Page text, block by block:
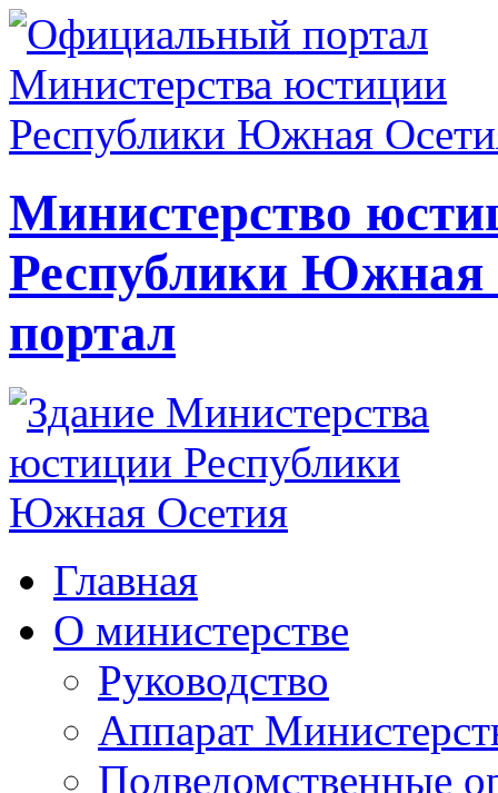
Министерство
Республики
портал
Главная
О министерстве
Руководство
Аппарат
Подведомственные